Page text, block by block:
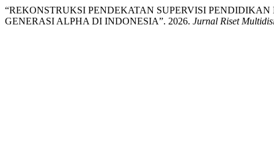
“REKONSTRUKSI PENDEKATAN SUPERVISI
GENERASI ALPHA DI INDONESIA”. 2026. Jurnal Riset